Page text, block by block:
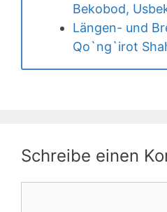
Bekobod,
Längen- und
Qo`ng`irot
Schreibe einen